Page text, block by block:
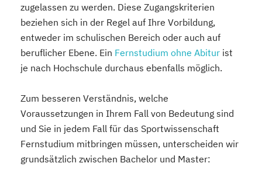
zugelassen zu werden. Diese Zugangskriterien
beziehen sich in der Regel auf Ihre Vorbildung,
entweder im schulischen Bereich oder auch auf
beruflicher Ebene. Ein Fernstudium ohne Abitur ist
je nach Hochschule durchaus ebenfalls möglich.
Zum besseren Verständnis, welche
Voraussetzungen in Ihrem Fall von Bedeutung sind
und Sie in jedem Fall für das Sportwissenschaft
Fernstudium mitbringen müssen, unterscheiden wir
grundsätzlich zwischen Bachelor und Master: